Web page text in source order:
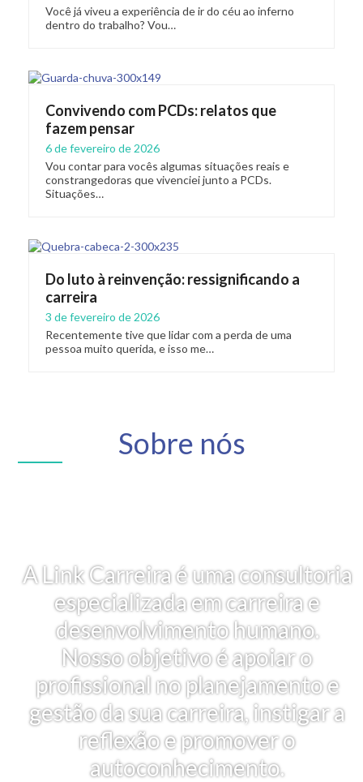
Você já viveu a experiência de ir do céu ao inferno
dentro do trabalho? Vou…
Convivendo com PCDs: relatos que
fazem pensar
6 de fevereiro de 2026
Vou contar para vocês algumas situações reais e
constrangedoras que vivenciei junto a PCDs.
Situações…
Do luto à reinvenção: ressignificando a
carreira
3 de fevereiro de 2026
Recentemente tive que lidar com a perda de uma
pessoa muito querida, e isso me…
Sobre nós
A Link Carreira é uma consultoria
especializada em carreira e
desenvolvimento humano.
Nosso objetivo é apoiar o
profissional no planejamento e
gestão da sua carreira, instigar a
reflexão e promover o
autoconhecimento.